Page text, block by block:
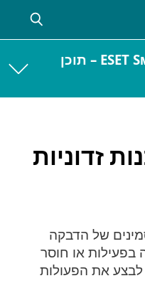
ESET Smart Security Premium – תוכן
זדוניות
של הדבקה
בפעילות או חוסר
לבצע את הפעולות